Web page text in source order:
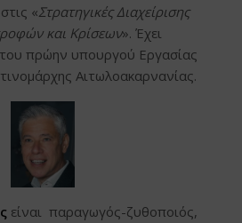
«Στρατηγικές Διαχείρισης
και Κρίσεων». Έχει
του πρώην υπουργού Εργασίας
Αιτωλοακαρνανίας.
είναι παραγωγός-ζυθοποιός,